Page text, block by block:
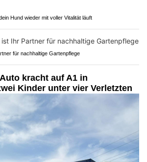
Hund wieder mit voller Vitalität läuft
für nachhaltige Gartenpflege
kracht auf A1 in
Kinder unter vier Verletzten